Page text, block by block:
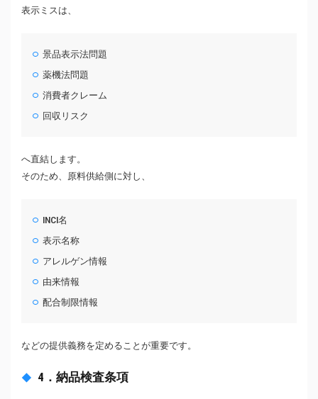
表示ミスは、
景品表示法問題
薬機法問題
消費者クレーム
回収リスク
へ直結します。
そのため、原料供給側に対し、
INCI名
表示名称
アレルゲン情報
由来情報
配合制限情報
などの提供義務を定めることが重要です。
4．納品検査条項